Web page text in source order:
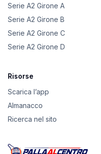
Serie A2 Girone A
Serie A2 Girone B
Serie A2 Girone C
Serie A2 Girone D
Risorse
Scarica l’app
Almanacco
Ricerca nel sito